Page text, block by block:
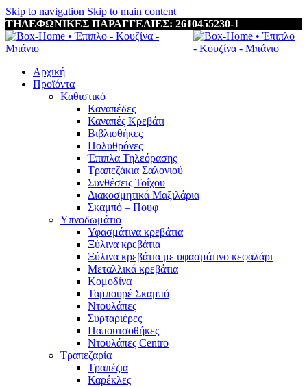
Skip to navigation Skip to main content
ΤΗΛΕΦΩΝΙΚΕΣ ΠΑΡΑΓΓΕΛΙΕΣ: 2610455230-1
Αρχική
Προϊόντα
Καθιστικό
Καναπέδες
Καναπές Κρεβάτι
Βιβλιοθήκες
Πολυθρόνες
Έπιπλα Τηλεόρασης
Τραπεζάκια Σαλονιού
Συνθέσεις Τοίχου
Διακοσμητικά Μαξιλάρια
Σκαμπό – Πουφ
Υπνοδωμάτιο
Υφασμάτινα κρεβάτια
Ξύλινα κρεβάτια
Ξύλινα κρεβάτια με υφασμάτινο κεφαλάρι
Mεταλλικά κρεβάτια
Κομοδίνα
Ταμπουρέ Σκαμπό
Ντουλάπες
Συρταριέρες
Παπουτσοθήκες
Ντουλάπες Centro
Τραπεζαρία
Τραπέζια
Καρέκλες